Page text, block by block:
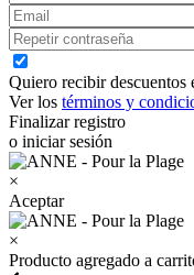
Quiero recibir descuentos
Ver los términos y
Finalizar registro
o iniciar sesión
×
Aceptar
×
Producto agregado a